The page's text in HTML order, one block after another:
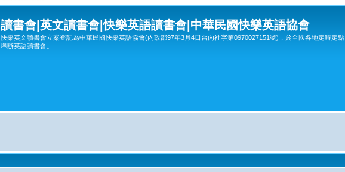
讀書會|英文讀書會|快樂英語讀書會|中華民國快樂英語協會
快樂英文讀書會立案登記為中華民國快樂英語協會(內政部97年3月4日台內社字第0970027151號)，於全國各地定時定點
舉辦英語讀書會。